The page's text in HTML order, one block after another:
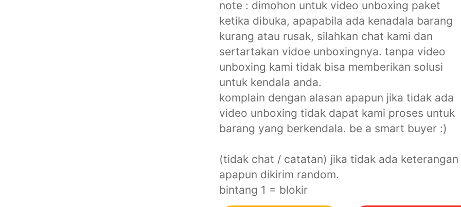
note : dimohon untuk video unboxing paket
ketika dibuka, apapabila ada kenadala barang
kurang atau rusak, silahkan chat kami dan
sertartakan vidoe unboxingnya. tanpa video
unboxing kami tidak bisa memberikan solusi
untuk kendala anda.
komplain dengan alasan apapun jika tidak ada
video unboxing tidak dapat kami proses untuk
barang yang berkendala. be a smart buyer :)
(tidak chat / catatan) jika tidak ada keterangan
apapun dikirim random.
bintang 1 = blokir